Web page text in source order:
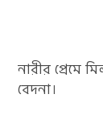
নারীর প্রেমে
বেদনা।